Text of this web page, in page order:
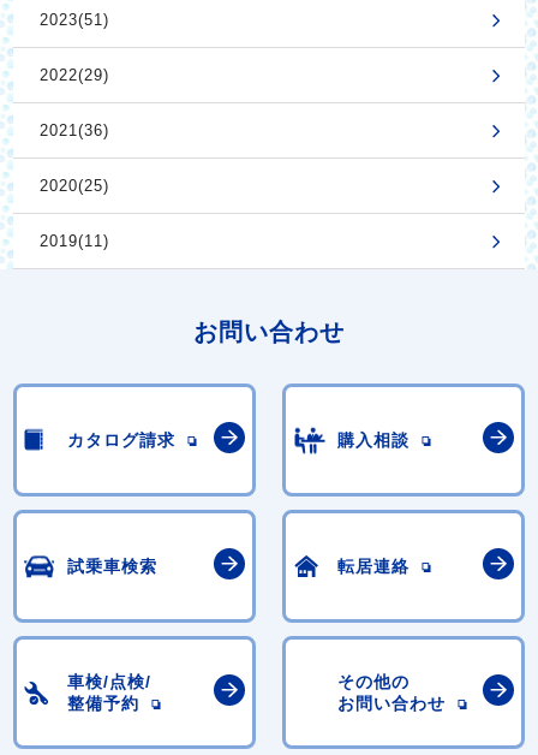
2023(51)
2022(29)
2021(36)
2020(25)
2019(11)
お問い合わせ
カタログ請求 購入相談
試乗車検索 転居連絡
車検/点検/
整備予約
その他の
お問い合わせ